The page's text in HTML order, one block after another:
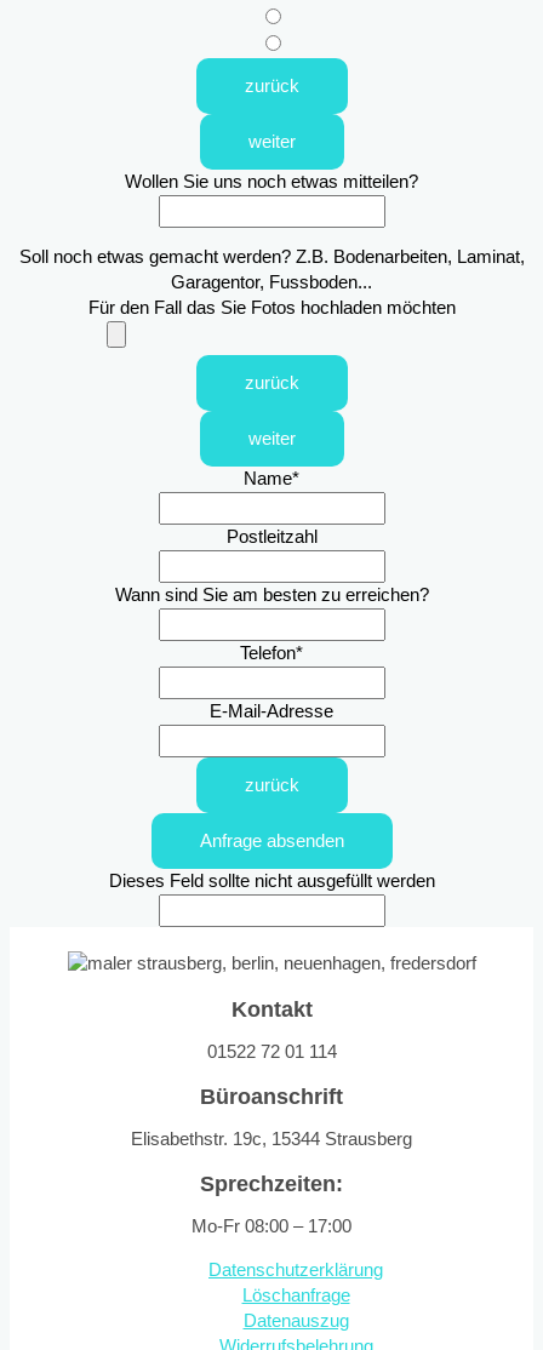
zurück
weiter
Wollen Sie uns noch etwas mitteilen?
Soll noch etwas gemacht werden? Z.B. Bodenarbeiten, Laminat,
Garagentor, Fussboden...
Für den Fall das Sie Fotos hochladen möchten
zurück
weiter
Name*
Postleitzahl
Wann sind Sie am besten zu erreichen?
Telefon*
E-Mail-Adresse
zurück
Anfrage absenden
Dieses Feld sollte nicht ausgefüllt werden
Kontakt
01522 72 01 114
Büroanschrift
Elisabethstr. 19c, 15344 Strausberg
Sprechzeiten:
Mo-Fr 08:00 – 17:00
Datenschutzerklärung
Löschanfrage
Datenauszug
Widerrufsbelehrung